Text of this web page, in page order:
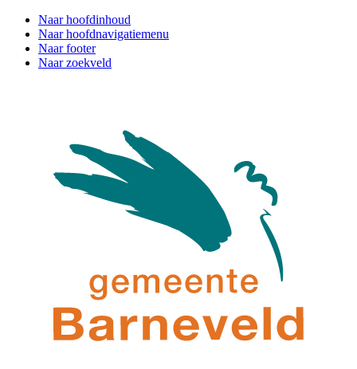
Naar hoofdinhoud
Naar hoofdnavigatiemenu
Naar footer
Naar zoekveld